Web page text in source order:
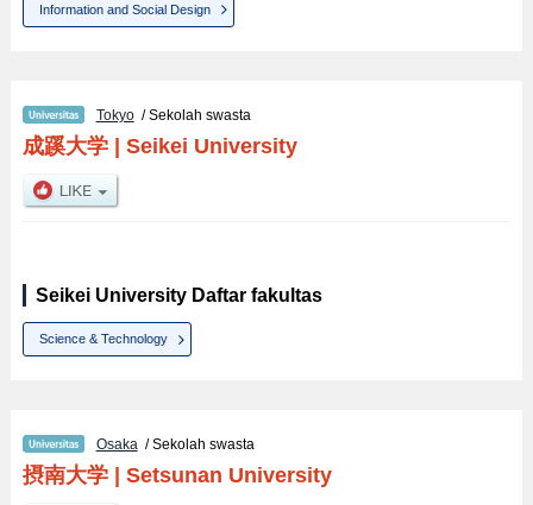
Information and Social Design
Tokyo/ Sekolah swasta
成蹊大学| Seikei University
Seikei University Daftar fakultas
Science & Technology
Osaka/ Sekolah swasta
摂南大学| Setsunan University